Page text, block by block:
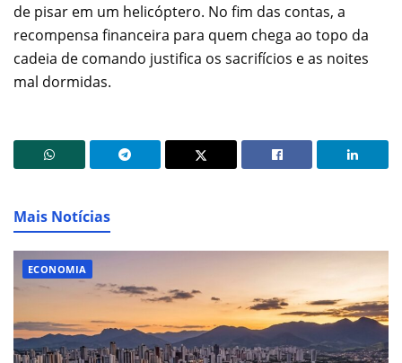
de pisar em um helicóptero. No fim das contas, a
recompensa financeira para quem chega ao topo da
cadeia de comando justifica os sacrifícios e as noites
mal dormidas.
Mais Notícias
ECONOMIA